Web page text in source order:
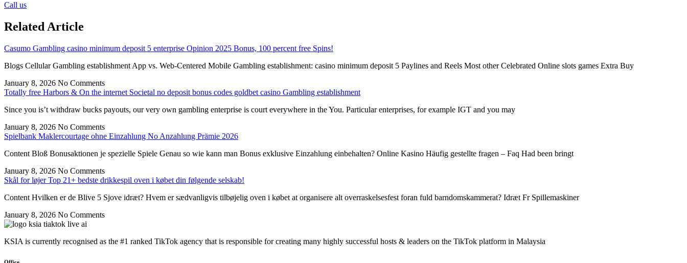
Call us
Related Article
Casumo Gambling casino minimum deposit 5 enterprise Opinion 2025 Bonus, 100 percent free Spins!
Blogs Cellular Gambling establishment App vs. Web-Centered Mobile Gambling establishment: casino minimum deposit 5 Paylines and Reels Most other Celebrated Online slots games Extra Buy
January 8, 2026 No Comments
Totally free Harbors & On the internet Societal no deposit bonus codes goldbet casino Gambling establishment
Since you is’t withdraw bucks payouts, our very own gambling enterprise is court everywhere in the You. Particular enterprises, for example IGT and you may
January 8, 2026 No Comments
Spielbank Maklercourtage ohne Einzahlung No Anzahlung Prämie 2026
Content Bloß Bonusaktionen je spezielle Spiele Genau so wie kann man Bonus exklusive Einzahlung einbehalten? Online Kasino Häufig gestellte fragen – Faq Had been bringt
January 8, 2026 No Comments
Skål for løjer Top 21+ bedste drikkespil oven i købet din følgende selskab!
Content Hvilken er de Blive 5 Sjove idræt? Hvem er sædvanligvis tilbøjelig oven i købet at organisere alt overraskelsesfest foran fuld barndomskammerat? Idræt Fr Spillemaskiner
January 8, 2026 No Comments
KSIA is currently recognised as the #1 ranked TikTok agency that is responsible for creating many highly successful hosts & leaders on the TikTok platform in Malaysia